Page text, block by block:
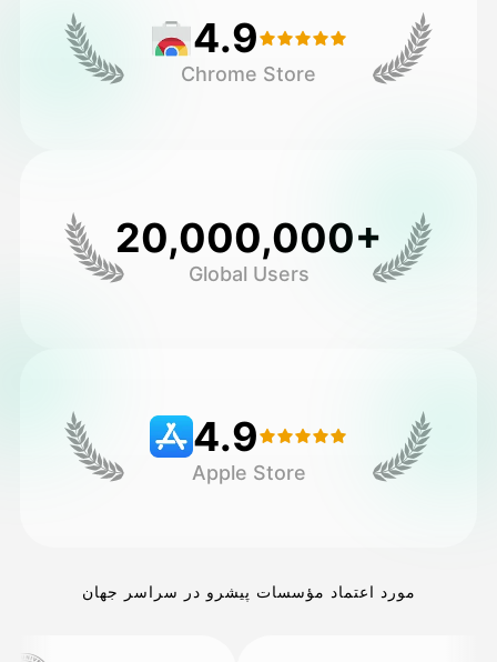
عکس
ابزارهای دیگر
گالری
قیمت‌ها
4.9
Chrome Store
20,000,000+
Global Users
4.9
Apple Store
مورد اعتماد مؤسسات پیشرو در سراسر جهان